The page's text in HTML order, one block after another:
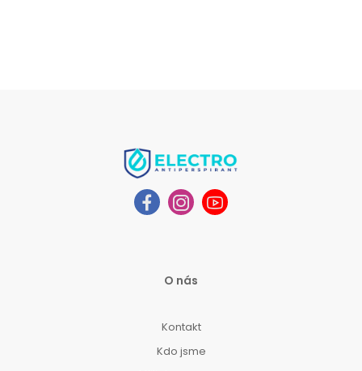
O nás
Kontakt
Kdo jsme